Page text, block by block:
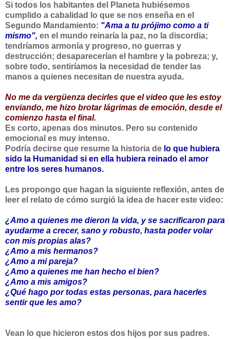
Si todos los habitantes del Planeta hubiésemos
cumplido a cabalidad lo que se nos enseña en el
Segundo Mandamiento: "Ama a tu prójimo como a ti
mismo", en el mundo reinaría la paz, no la discordia;
tendríamos armonía y progreso, no guerras y
destrucción; desaparecerían el hambre y la pobreza; y,
sobre todo, sentiríamos la necesidad de tender las
manos a quienes necesitan de nuestra ayuda.
No me da vergüenza decirles que el video que les estoy
enviando, me hizo brotar lágrimas de emoción, desde el
comienzo hasta el final.
Es corto, apenas dos minutos. Pero su contenido
emocional es muy intenso.
Podría decirse que resume la historia de lo que hubiera
sido la Humanidad si en ella hubiera reinado el amor
entre los seres humanos.
Les propongo que hagan la siguiente reflexión, antes de
leer el relato de cómo surgió la idea de hacer este video:
¿Amo a quienes me dieron la vida, y se sacrificaron para
ayudarme a crecer, sano y robusto, hasta poder volar
con mis propias alas?
¿Amo a mis hermanos?
¿Amo a mi pareja?
¿Amo a quienes me han hecho el bien?
¿Amo a mis amigos?
¿Qué hago por todas estas personas, para hacerles
sentir que les amo?
Vean lo que hicieron estos dos hijos por sus padres.